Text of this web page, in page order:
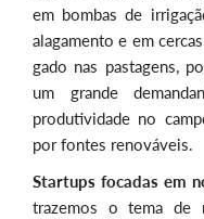
em bombas de
alagamento e em
gado nas pastagens,
um grande
produtividade no
por fontes renováveis.
Startups focadas em
trazemos o tema de